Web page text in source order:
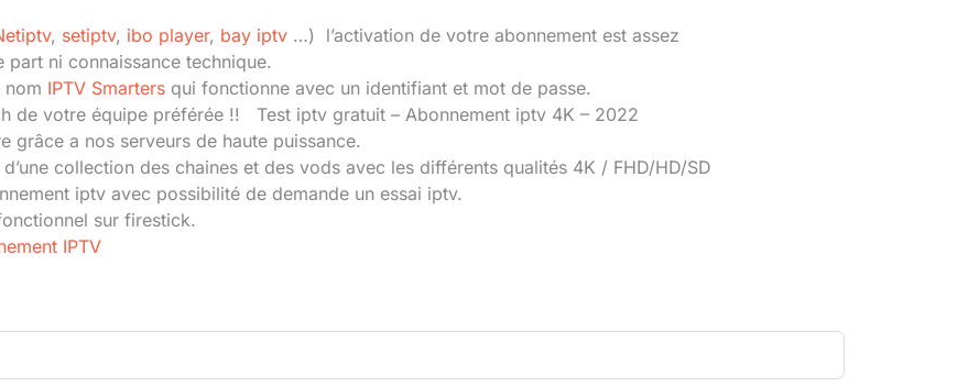
, setiptv, ibo player, bay iptv …) l’activation de votre abonnement est assez
ni connaissance technique.
nom IPTV Smarters qui fonctionne avec un identifiant et mot de passe.
de votre équipe préférée !! Test iptv gratuit – Abonnement iptv 4K – 2022
grâce a nos serveurs de haute puissance.
collection des chaines et des vods avec les différents qualités 4K / FHD/HD/SD
iptv avec possibilité de demande un essai iptv.
sur firestick.
IPTV